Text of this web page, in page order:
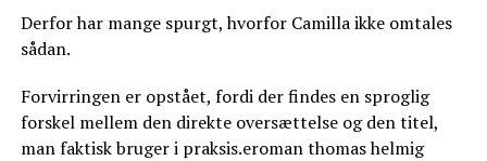
Derfor har mange spurgt, hvorfor Camilla ikke omtales
sådan.
Forvirringen er opstået, fordi der findes en sproglig
forskel mellem den direkte oversættelse og den titel,
man faktisk bruger i praksis.eroman thomas helmig